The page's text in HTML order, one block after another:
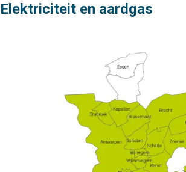
Elektriciteit en aardgas